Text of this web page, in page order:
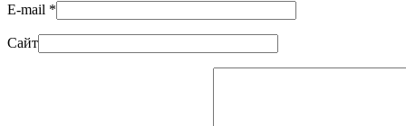
E-mail *
Сайт